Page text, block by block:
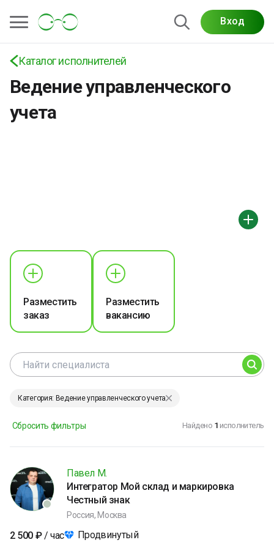
Вход
Каталог исполнителей
Ведение управленческого
учета
Разместить
заказ
Разместить
вакансию
Категория: Ведение управленческого учета
Сбросить фильтры Найдено 1 исполнитель
Павел М.
Интегратор Мой склад и маркировка
Честный знак
Россия, Москва
2 500 ₽ / час Продвинутый